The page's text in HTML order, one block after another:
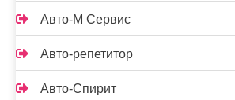
Авто-М Сервис
Авто-репетитор
Авто-Спирит